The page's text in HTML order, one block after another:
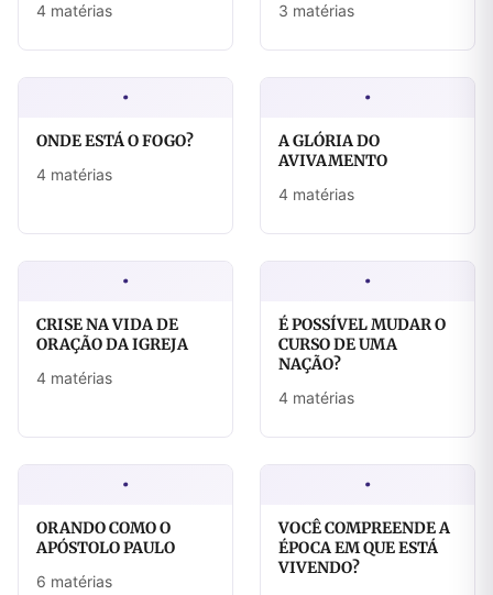
4 matérias 3 matérias
·
ONDE ESTÁ O FOGO?
4 matérias
·
A GLÓRIA DO
AVIVAMENTO
4 matérias
·
CRISE NA VIDA DE
ORAÇÃO DA IGREJA
4 matérias
·
É POSSÍVEL MUDAR O
CURSO DE UMA
NAÇÃO?
4 matérias
·
ORANDO COMO O
APÓSTOLO PAULO
6 matérias
·
VOCÊ COMPREENDE A
ÉPOCA EM QUE ESTÁ
VIVENDO?